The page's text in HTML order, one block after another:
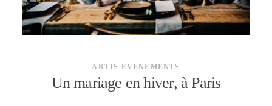
ARTIS EVENEMENTS
Un mariage en hiver, à Paris